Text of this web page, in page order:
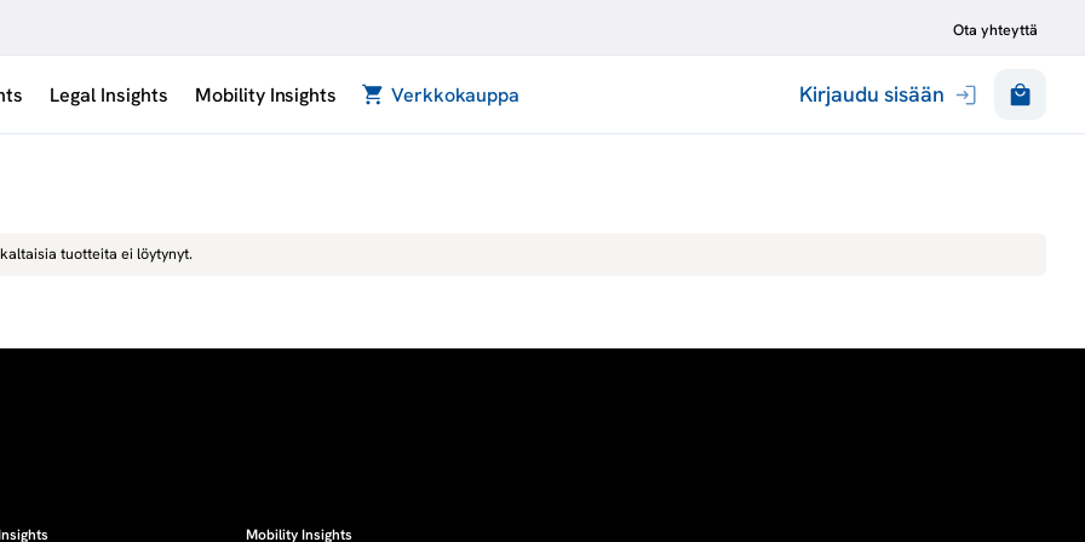
Ota yhteyttä
Legal Insights Mobility Insights Verkkokauppa Kirjaudu sisään
tuotteita ei löytynyt.
Mobility Insights